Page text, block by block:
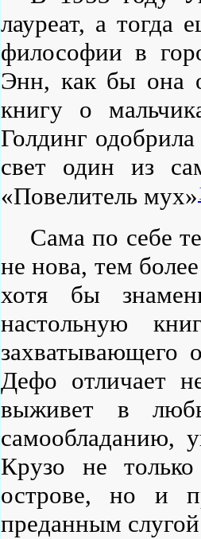
лауреат, а тогда
философии в
Энн, как бы она
книгу о
Голдинг
свет один из
«Повелитель мух»
Сама по себе
не нова, тем
хотя бы
настольную
захватывающего
Дефо отличает
выживет в
самообладанию,
Крузо не
острове, но и
преданным